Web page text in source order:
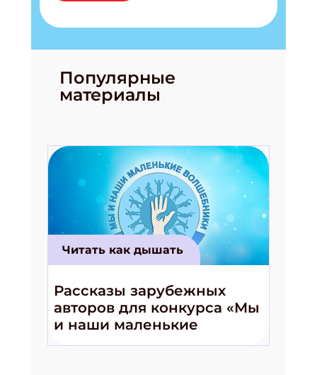
Популярные
материалы
Читать как дышать
Рассказы зарубежных
авторов для конкурса «Мы
и наши маленькие
волшебники!»
Получи электронный "Классный журнал" в
подарок!